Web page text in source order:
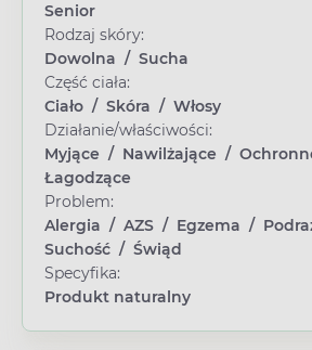
Senior
Rodzaj skóry:
Dowolna / Sucha
Część ciała:
Ciało / Skóra / Włosy
Działanie/właściwości:
Myjące / Nawilżające /
Łagodzące
Problem:
Alergia / AZS / Egzema /
Suchość / Świąd
Specyfika:
Produkt naturalny